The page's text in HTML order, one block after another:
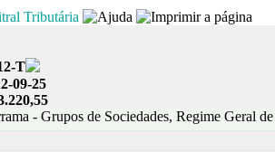
Tributária
T
09-25
- Grupos de Sociedades, Regime Geral